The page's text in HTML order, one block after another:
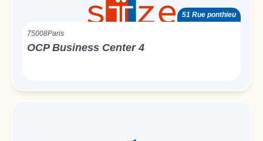
51 Rue ponthieu
75008Paris
OCP Business Center 4